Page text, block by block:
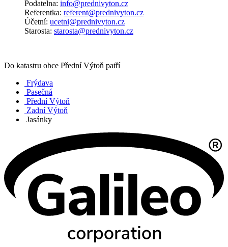
Podatelna: info@prednivyton.cz
Referentka: referent@prednivyton.cz
Účetní: ucetni@prednivyton.cz
Starosta: starosta@prednivyton.cz
Do katastru obce Přední Výtoň patří
Frýdava
Pasečná
Přední Výtoň
Zadní Výtoň
Jasánky